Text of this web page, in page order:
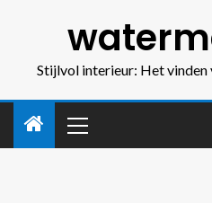
Stijlvol interieur: Het vinden